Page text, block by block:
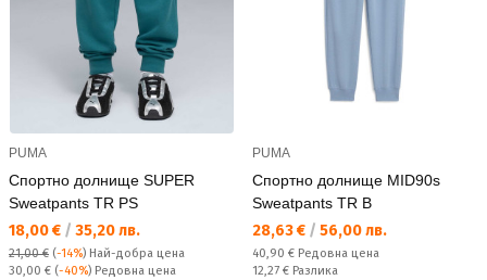
PUMA
Спортно долнище SUPER
Sweatpants TR PS
Текуща цена:
18,00 € / 35,20 лв.
21,00 € (-14%) Най-добра цена
Редовна цена:
30,00 € (-40%) Редовна цена
PUMA
Спортно долнище MID90s
Sweatpants TR B
Текуща цена:
28,63 € / 56,00 лв.
Редовна цена:
40,90 € Редовна цена
Спестявате:
12,27 € Разлика